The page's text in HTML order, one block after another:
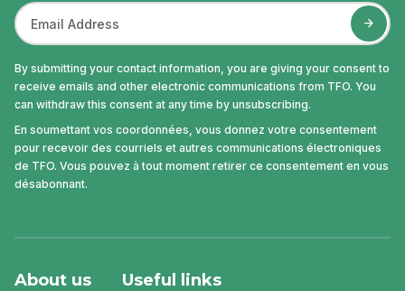
By submitting your contact information, you are giving your consent to
receive emails and other electronic communications from TFO. You
can withdraw this consent at any time by unsubscribing.
En soumettant vos coordonnées, vous donnez votre consentement
pour recevoir des courriels et autres communications électroniques
de TFO. Vous pouvez à tout moment retirer ce consentement en vous
désabonnant.
About us Useful links